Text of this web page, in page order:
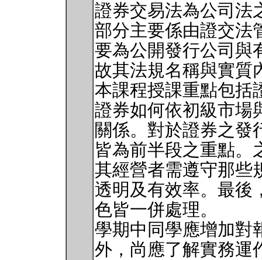
證券交易法為公司法
部分主要係由證交法
要為公開發行公司與
故其法規名稱與實質
本課程授課重點包括
證券如何依初級市場
關係。對於證券之發
皆為前半段之重點。
其經營者需遵守那些
透明及有效率。最後
色皆一併處理。
學期中同學應增加對
外，尚應了解實務運